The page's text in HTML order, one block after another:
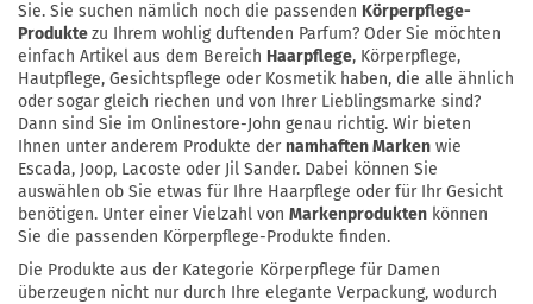
Sie. Sie suchen nämlich noch die passenden Körperpflege-
Produktezu Ihrem wohlig duftenden Parfum? Oder Sie möchten
einfach Artikel aus dem Bereich Haarpflege, Körperpflege,
Hautpflege, Gesichtspflege oder Kosmetik haben, die alle ähnlich
oder sogar gleich riechen und von Ihrer Lieblingsmarke sind?
Dann sind Sie im Onlinestore-John genau richtig. Wir bieten
Ihnen unter anderem Produkte der namhaften Marken wie
Escada, Joop, Lacoste oder Jil Sander. Dabei können Sie
auswählen ob Sie etwas für Ihre Haarpflege oder für Ihr Gesicht
benötigen. Unter einer Vielzahl von Markenprodukten können
Sie die passenden Körperpflege-Produkte finden.
Die Produkte aus der Kategorie Körperpflege für Damen
überzeugen nicht nur durch Ihre elegante Verpackung, wodurch